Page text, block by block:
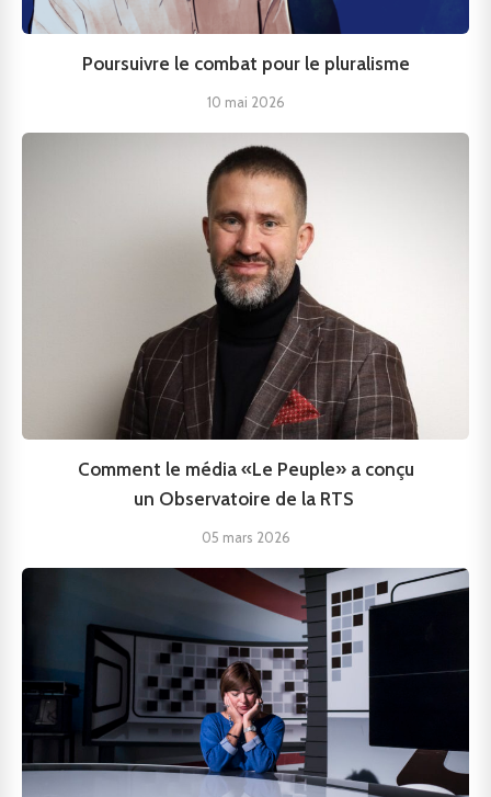
Poursuivre le combat pour le pluralisme
10 mai 2026
Comment le média «Le Peuple» a conçu
un Observatoire de la RTS
05 mars 2026